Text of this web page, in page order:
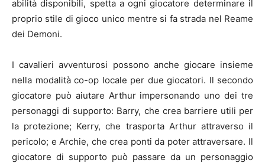
abilità disponibili, spetta a ogni giocatore determinare il
proprio stile di gioco unico mentre si fa strada nel Reame
dei Demoni.
I cavalieri avventurosi possono anche giocare insieme
nella modalità co-op locale per due giocatori. Il secondo
giocatore può aiutare Arthur impersonando uno dei tre
personaggi di supporto: Barry, che crea barriere utili per
la protezione; Kerry, che trasporta Arthur attraverso il
pericolo; e Archie, che crea ponti da poter attraversare. Il
giocatore di supporto può passare da un personaggio